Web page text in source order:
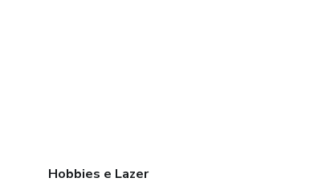
Hobbies e Lazer